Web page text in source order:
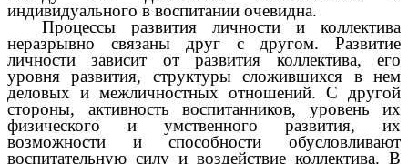
индивидуального в воспитании очевидна.
Процессы развития личности и коллектива
неразрывно связаны друг с другом. Развитие
личности зависит от развития коллектива, его
уровня развития, структуры сложившихся в нем
деловых и межличностных отношений. С другой
стороны, активность воспитанников, уровень их
физического и умственного развития, их
возможности и способности обусловливают
воспитательную силу и воздействие коллектива. В